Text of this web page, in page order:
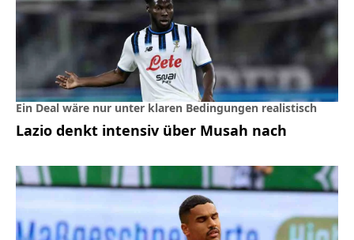
Ein Deal wäre nur unter klaren Bedingungen realistisch
Lazio denkt intensiv über Musah nach